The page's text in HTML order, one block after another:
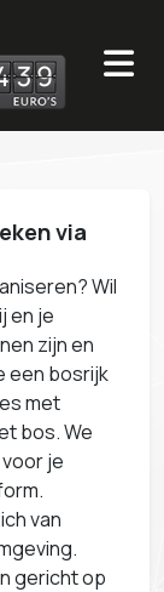
39
via
Wil
en je
zijn en
een bosrijk
met
bos. We
je
van
gericht op